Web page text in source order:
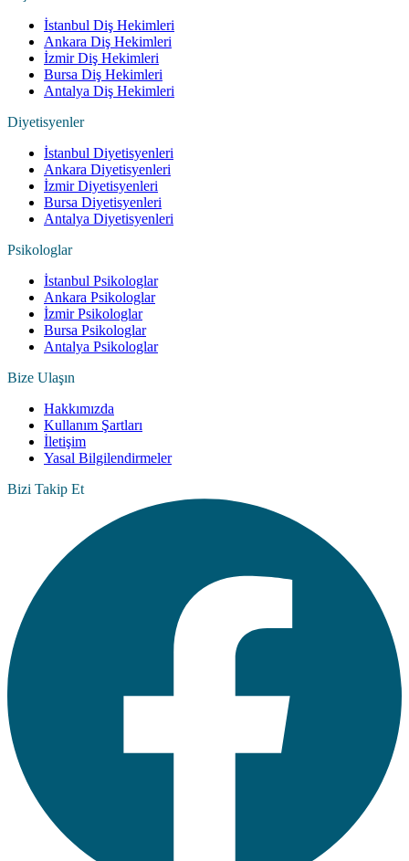
İstanbul Diş Hekimleri
Ankara Diş Hekimleri
İzmir Diş Hekimleri
Bursa Diş Hekimleri
Antalya Diş Hekimleri
Diyetisyenler
İstanbul Diyetisyenleri
Ankara Diyetisyenleri
İzmir Diyetisyenleri
Bursa Diyetisyenleri
Antalya Diyetisyenleri
Psikologlar
İstanbul Psikologlar
Ankara Psikologlar
İzmir Psikologlar
Bursa Psikologlar
Antalya Psikologlar
Bize Ulaşın
Hakkımızda
Kullanım Şartları
İletişim
Yasal Bilgilendirmeler
Bizi Takip Et